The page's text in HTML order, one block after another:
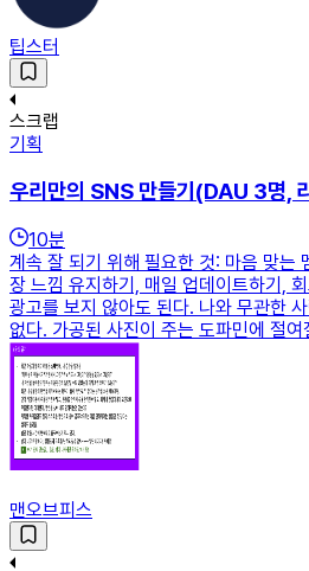
팁스터
스크랩
기획
우리만의 SNS 만들기(DAU 3명,
10분
계속 잘 되기 위해 필요한 것: 마음 맞는
장 느낌 유지하기, 매일 업데이트하기,
광고를 보지 않아도 된다. 나와 무관한
없다. 가공된 사진이 주는 도파민에 절여
맨오브피스